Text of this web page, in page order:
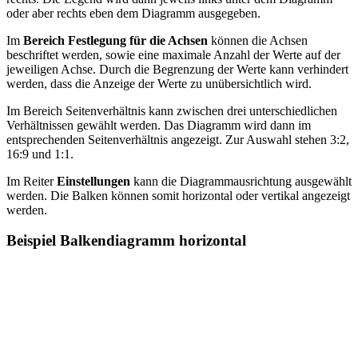
oder aber rechts eben dem Diagramm ausgegeben.
Im Bereich Festlegung für die Achsen können die Achsen
beschriftet werden, sowie eine maximale Anzahl der Werte auf der
jeweiligen Achse. Durch die Begrenzung der Werte kann verhindert
werden, dass die Anzeige der Werte zu unübersichtlich wird.
Im Bereich Seitenverhältnis kann zwischen drei unterschiedlichen
Verhältnissen gewählt werden. Das Diagramm wird dann im
entsprechenden Seitenverhältnis angezeigt. Zur Auswahl stehen 3:2,
16:9 und 1:1.
Im ReiterEinstellungen kann die Diagrammausrichtung ausgewählt
werden. Die Balken können somit horizontal oder vertikal angezeigt
werden.
Beispiel Balkendiagramm horizontal